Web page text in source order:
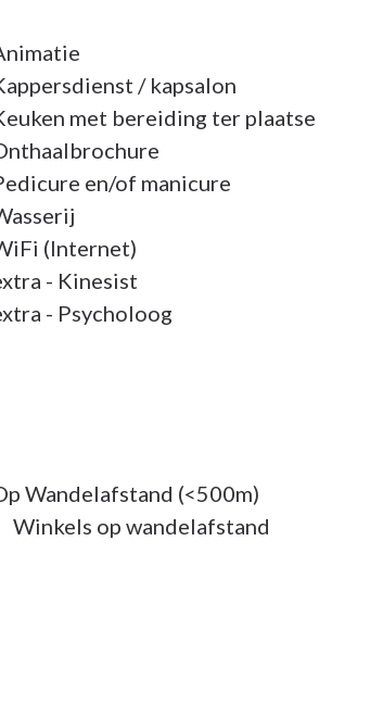
/ kapsalon
met bereiding ter plaatse
en/of manicure
(Internet)
- Kinesist
- Psycholoog
Wandelafstand (<500m)
Winkels op wandelafstand